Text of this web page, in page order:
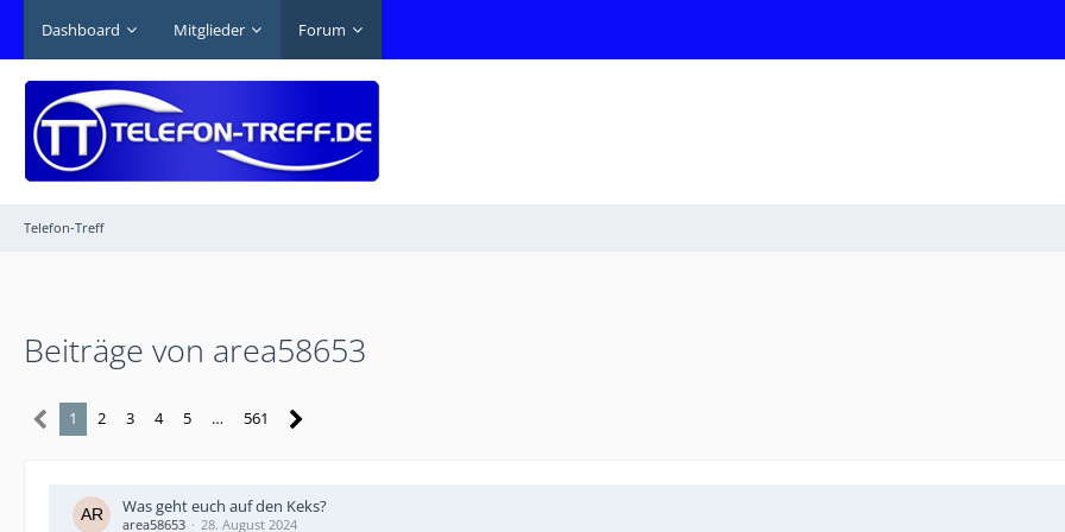
Dashboard Mitglieder Forum
Telefon-Treff
Beiträge von area58653
1 2 3 4 5 … 561
Was geht euch auf den Keks?
area58653 28. August 2024